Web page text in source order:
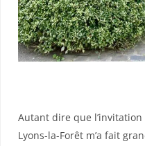
Autant dire que
Lyons-la-Forêt m’a fait